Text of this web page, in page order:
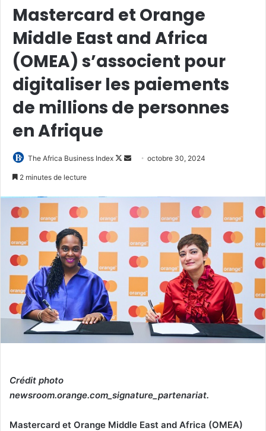
Mastercard et Orange
Middle East and Africa
(OMEA) s’associent pour
digitaliser les paiements
de millions de personnes
en Afrique
The Africa Business Index
Follow
Envoyeroctobre 30, 2024
2 minutes de lecture
Crédit photo
newsroom.orange.com_signature_partenariat.
Mastercard et Orange Middle East and Africa (OMEA)